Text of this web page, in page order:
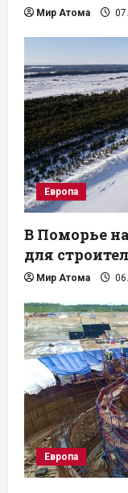
Мир Атома
Европа
В Поморье
для
Мир Атома
Европа